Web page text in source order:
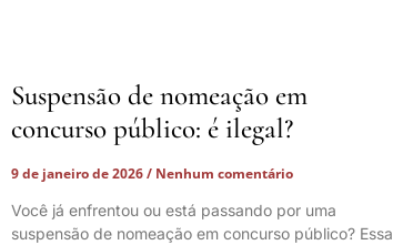
Suspensão de nomeação em
concurso público: é ilegal?
9 de janeiro de 2026
Nenhum comentário
Você já enfrentou ou está passando por uma
suspensão de nomeação em concurso público? Essa